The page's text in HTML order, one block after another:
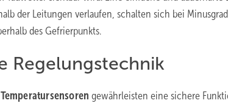
der Leitungen verlaufen, schalten sich bei
des Gefrierpunkts.
Regelungstechnik
gewährleisten eine sichere